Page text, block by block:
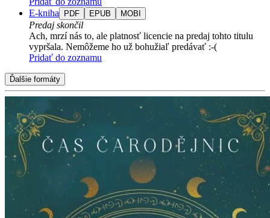
E-kniha
PDF EPUB MOBI
Predaj skončil
Ach, mrzí nás to, ale platnosť licencie na predaj tohto titulu
vypršala. Nemôžeme ho už bohužiaľ predávať :-(
Pridať do zoznamu
Ďalšie formáty